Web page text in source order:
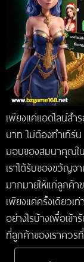
เพียงแค่แอดไลน์สำ
บาท ไม่ต้องทำเทิร์
มอบของสมนาคุณใ
เราได้รับของขวัญ
มากมายให้แก่ลูกค้า
เพียงแค่ครั้งเดียวเ
อย่างไรบ้างเพื่อเข้
ที่ลูกค้าของเราควร